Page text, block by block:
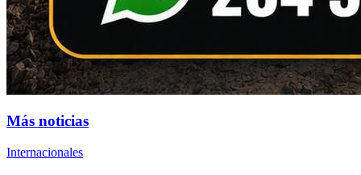
Más noticias
Internacionales